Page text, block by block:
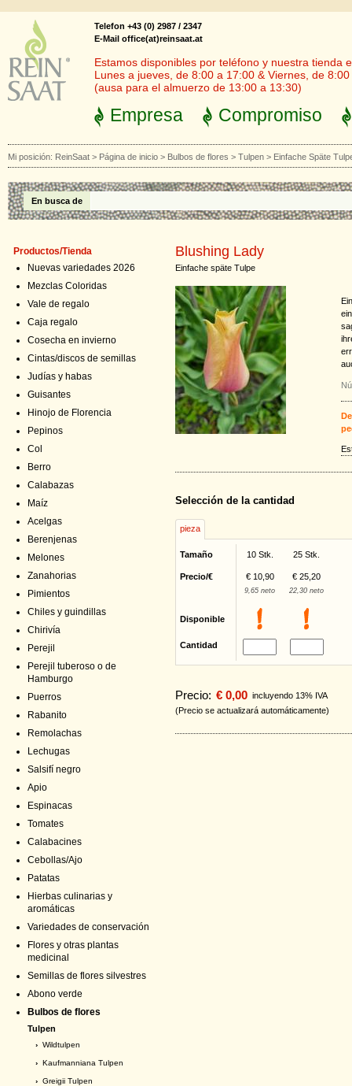
Telefon +43 (0) 2987 / 2347
E-Mail office(at)reinsaat.at
Estamos disponibles por teléfono y nuestra tienda
Lunes a jueves, de 8:00 a 17:00 & Viernes, de
(ausa para el almuerzo de 13:00 a 13:30)
Empresa Compromiso
Mi posición: ReinSaat > Página de inicio > Bulbos de flores > Tulpen > Einfache Späte
En busca de
Productos/Tienda
Nuevas variedades 2026
Mezclas Coloridas
Vale de regalo
Caja regalo
Cosecha en invierno
Cintas/discos de semillas
Judías y habas
Guisantes
Hinojo de Florencia
Pepinos
Col
Berro
Calabazas
Maíz
Acelgas
Berenjenas
Melones
Zanahorias
Pimientos
Chiles y guindillas
Chirivía
Perejil
Perejil tuberoso o de
Hamburgo
Puerros
Rabanito
Remolachas
Lechugas
Salsifí negro
Apio
Espinacas
Tomates
Calabacines
Cebollas/Ajo
Patatas
Hierbas culinarias y
aromáticas
Variedades de conservación
Flores y otras plantas
medicinal
Semillas de flores silvestres
Abono verde
Bulbos de flores
Tulpen
› Wildtulpen
› Kaufmanniana Tulpen
› Greigii Tulpen
Blushing Lady
Einfache späte Tulpe
Selección de la cantidad
pieza
Tamaño 10 Stk. 25 Stk.
Precio/€ € 10,90 € 25,20
9,65 neto 22,30 neto
Disponible
Cantidad
Precio: € 0,00 incluyendo 13% IVA
(Precio se actualizará automáticamente)